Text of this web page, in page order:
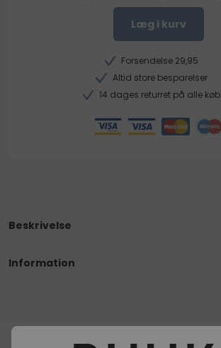
Læg i kurv
Forsendelse 29,95
Altid store besparelser
14 dages returret på alle køb
Beskrivelse
Information